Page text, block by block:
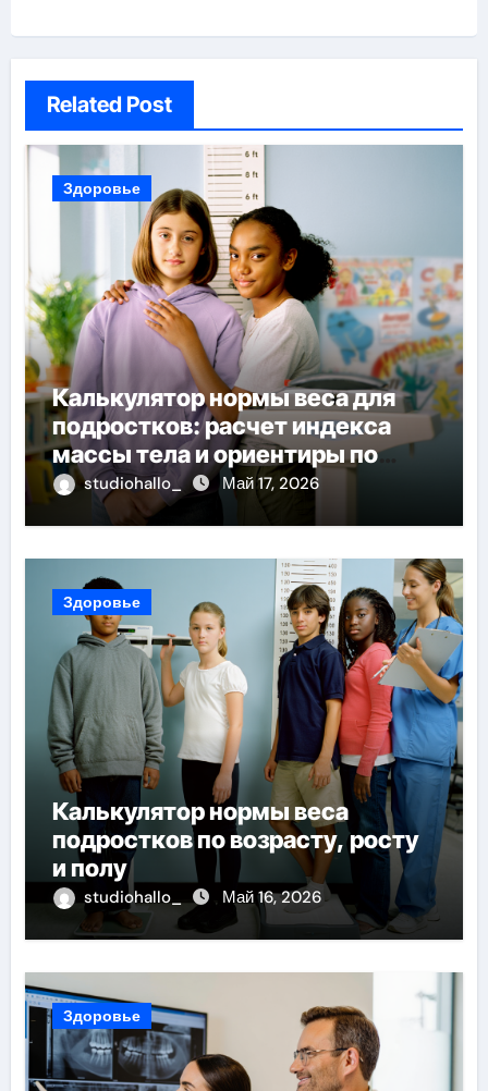
Related Post
Здоровье
Калькулятор нормы веса для
подростков: расчет индекса
массы тела и ориентиры по
возрасту, росту и полу
studiohallo_ Май 17, 2026
Здоровье
Калькулятор нормы веса
подростков по возрасту, росту
и полу
studiohallo_ Май 16, 2026
Здоровье